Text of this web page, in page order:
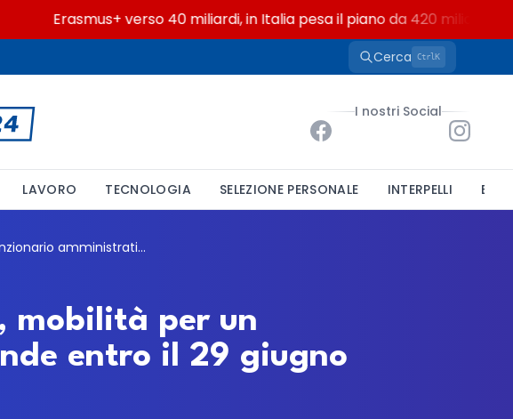
Erasmus+ verso 40 miliardi, in Italia pesa il piano da 420 milioni
Cerca CtrlK
I nostri Social
LAVORO TECNOLOGIA SELEZIONE PERSONALE INTERPELLI
Comune di San Giorgio del Sannio, mobilità per un funzionario amministrativo: domande entro il 29 giugno 2026
mobilità per un
entro il 29 giugno